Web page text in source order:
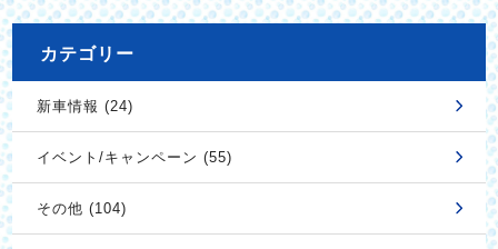
カテゴリー
新車情報 (24)
イベント/キャンペーン (55)
その他 (104)